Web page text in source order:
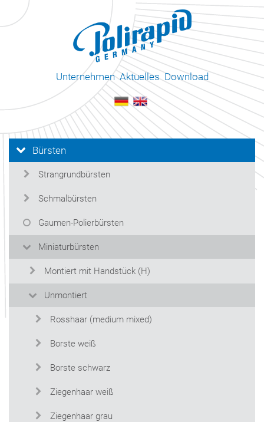
Unternehmen Aktuelles Download
Bürsten
Strangrundbürsten
Schmalbürsten
Gaumen-Polierbürsten
Miniaturbürsten
Montiert mit Handstück (H)
Unmontiert
Rosshaar (medium mixed)
Borste weiß
Borste schwarz
Ziegenhaar weiß
Ziegenhaar grau